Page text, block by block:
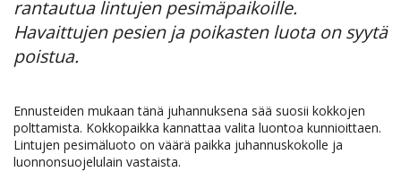
rantautua lintujen pesimäpaikoille.
Havaittujen pesien ja poikasten luota on syytä
poistua.
Ennusteiden mukaan tänä juhannuksena sää suosii kokkojen
polttamista. Kokkopaikka kannattaa valita luontoa kunnioittaen.
Lintujen pesimäluoto on väärä paikka juhannuskokolle ja
luonnonsuojelulain vastaista.